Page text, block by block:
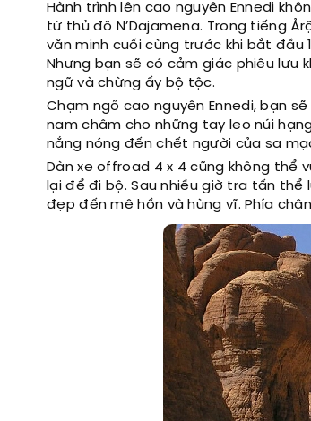
Hành trình lên cao nguyên Ennedi
từ thủ đô N’Dajamena. Trong tiếng
văn minh cuối cùng trước khi bắt đầu
Nhưng bạn sẽ có cảm giác phiêu lưu
ngữ và chừng ấy bộ tộc.
Chạm ngõ cao nguyên Ennedi, bạn
nam châm cho những tay leo núi
nắng nóng đến chết người của sa
Dàn xe offroad 4 x 4 cũng không thể
lại để đi bộ. Sau nhiều giờ tra tấn
đẹp đến mê hồn và hùng vĩ. Phía